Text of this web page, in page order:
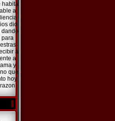
habita
a
dio
dando
para
a
a
y
que
hoy